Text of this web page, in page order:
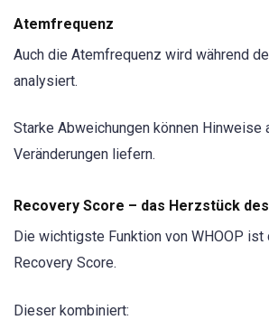
Atemfrequenz
Auch die Atemfrequenz wird während
analysiert.
Starke Abweichungen können Hinweise
Veränderungen liefern.
Recovery Score – das Herzstück
Die wichtigste Funktion von WHOOP ist
Recovery Score.
Dieser kombiniert: